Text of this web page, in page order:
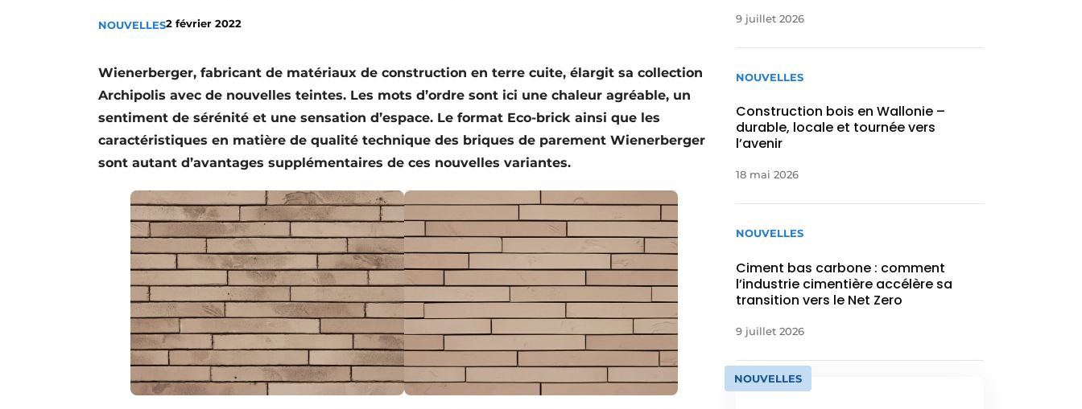
Termes et conditions
NOUVELLES2 février 2022
Wienerberger, fabricant de matériaux de construction en terre cuite, élargit sa collection
Archipolis avec de nouvelles teintes. Les mots d’ordre sont ici une chaleur agréable, un
sentiment de sérénité et une sensation d’espace. Le format Eco-brick ainsi que les
caractéristiques en matière de qualité technique des briques de parement Wienerberger
sont autant d’avantages supplémentaires de ces nouvelles variantes.
9 juillet 2026
NOUVELLES
Construction bois en Wallonie –
durable, locale et tournée vers
l’avenir
18 mai 2026
NOUVELLES
Ciment bas carbone : comment
l’industrie cimentière accélère sa
transition vers le Net Zero
9 juillet 2026
NOUVELLES